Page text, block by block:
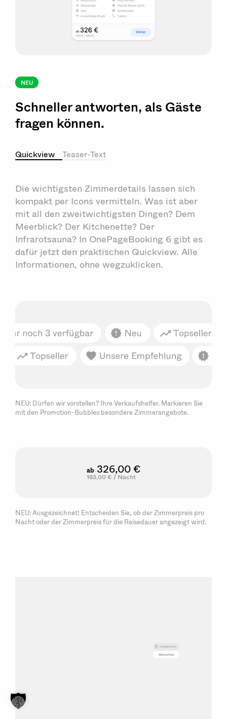
NEU
Schneller antworten, als Gäste
fragen können.
Quickview Teaser-Text
Die wichtigsten Zimmerdetails lassen sich
kompakt per Icons vermitteln. Was ist aber
mit all den zweitwichtigsten Dingen? Dem
Meerblick? Der Kitchenette? Der
Infrarotsauna? In OnePageBooking 6 gibt es
dafür jetzt den praktischen Quickview. Alle
Informationen, ohne wegzuklicken.
NEU: Dürfen wir vorstellen? Ihre Verkaufshelfer. Markieren Sie
mit den Promotion-Bubbles besondere Zimmerangebote.
ab 326,00 €
163,00 € / Nacht
NEU: Ausgezeichnet! Entscheiden Sie, ob der Zimmerpreis pro
Nacht oder der Zimmerpreis für die Reisedauer angezeigt wird.